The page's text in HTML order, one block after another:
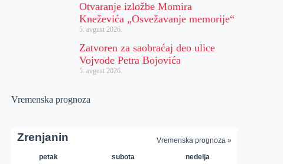
Otvaranje izložbe Momira
Kneževića „Osvežavanje memorije“
5. avgust 2026.
Zatvoren za saobraćaj deo ulice
Vojvode Petra Bojovića
5. avgust 2026.
Vremenska prognoza